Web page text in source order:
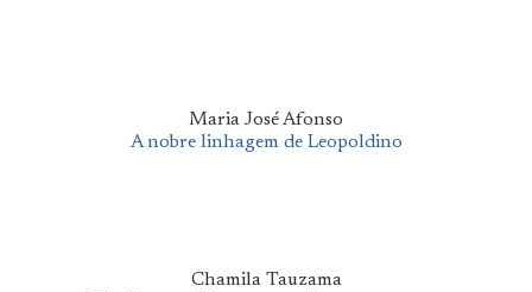
Maria José Afonso
A nobre linhagem de Leopoldino
Chamila Tauzama